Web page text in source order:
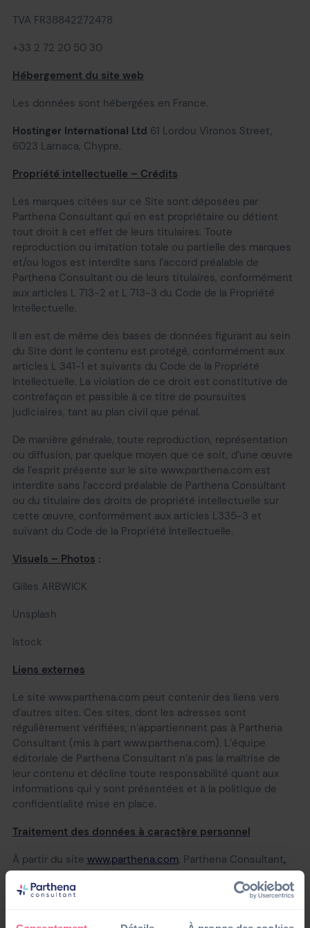
TVA FR38842272478
+33 2 72 20 50 30
Hébergement du site web
Les données sont hébergées en France.
Hostinger International Ltd 61 Lordou Vironos Street,
6023 Larnaca, Chypre.
Propriété intellectuelle – Crédits
Les marques citées sur ce Site sont déposées par
Parthena Consultant qui en est propriétaire ou détient
tout droit à cet effet de leurs titulaires. Toute
reproduction ou imitation totale ou partielle des marques
et/ou logos est interdite sans l’accord préalable de
Parthena Consultant ou de leurs titulaires, conformément
aux articles L 713-2 et L 713-3 du Code de la Propriété
Intellectuelle.
Il en est de même des bases de données figurant au sein
du Site dont le contenu est protégé, conformément aux
articles L 341-1 et suivants du Code de la Propriété
Intellectuelle. La violation de ce droit est constitutive de
contrefaçon et passible à ce titre de poursuites
judiciaires, tant au plan civil que pénal.
De manière générale, toute reproduction, représentation
ou diffusion, par quelque moyen que ce soit, d’une œuvre
de l’esprit présente sur le site www.parthena.com est
interdite sans l’accord préalable de Parthena Consultant
ou du titulaire des droits de propriété intellectuelle sur
cette œuvre, conformément aux articles L335-3 et
suivant du Code de la Propriété Intellectuelle.
Visuels – Photos :
Gilles ARBWICK
Unsplash
Istock
Liens externes
Le site www.parthena.com peut contenir des liens vers
d’autres sites. Ces sites, dont les adresses sont
régulièrement vérifiées, n’appartiennent pas à Parthena
Consultant (mis à part www.parthena.com). L’équipe
éditoriale de Parthena Consultant n’a pas la maîtrise de
leur contenu et décline toute responsabilité quant aux
informations qui y sont présentées et à la politique de
confidentialité mise en place.
Traitement des données à caractère personnel
À partir du site www.parthena.com, Parthena Consultant,
en sa qualité de responsable de traitement, peut être
amené à collecter et traiter des informations vous
personnelles, votre adresse IP). Parthena Consultant a